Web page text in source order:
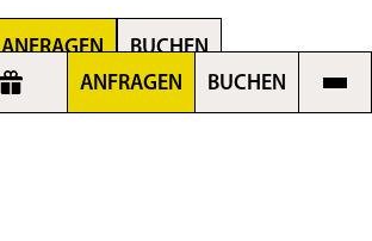
ANFRAGEN BUCHEN
ANFRAGEN BUCHEN